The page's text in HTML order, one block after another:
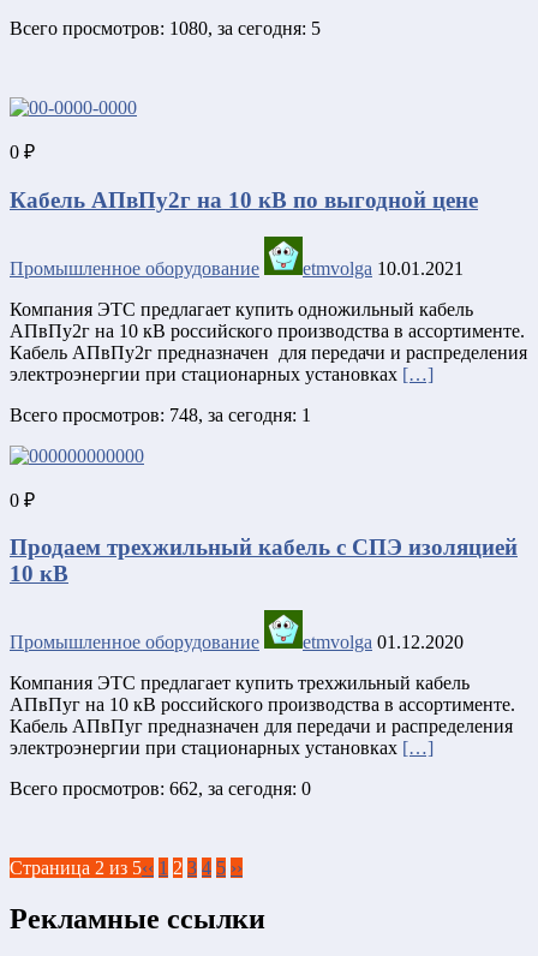
Всего просмотров: 1080, за сегодня: 5
0 ₽
Кабель АПвПу2г на 10 кВ по выгодной цене
Промышленное оборудование etmvolga 10.01.2021
Компания ЭТС предлагает купить одножильный кабель
АПвПу2г на 10 кВ российского производства в ассортименте.
Кабель АПвПу2г предназначен для передачи и распределения
электроэнергии при стационарных установках […]
Всего просмотров: 748, за сегодня: 1
0 ₽
Продаем трехжильный кабель с СПЭ изоляцией
10 кВ
Промышленное оборудование etmvolga 01.12.2020
Компания ЭТС предлагает купить трехжильный кабель
АПвПуг на 10 кВ российского производства в ассортименте.
Кабель АПвПуг предназначен для передачи и распределения
электроэнергии при стационарных установках […]
Всего просмотров: 662, за сегодня: 0
Страница 2 из 5‹‹ 1 2 3 4 5 ››
Рекламные ссылки